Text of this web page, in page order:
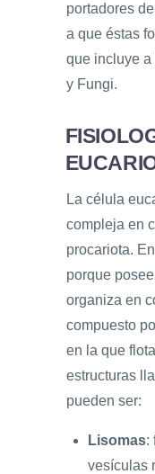
portadores
a que éstas
que incluye
y Fungi.
La célula
compleja en
procariota.
porque
organiza en
compuesto
en la que
estructuras
pueden ser:
Lisomas:
vesículas